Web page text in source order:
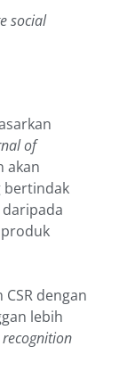
social
of
akan
bertindak
dengan
lebih